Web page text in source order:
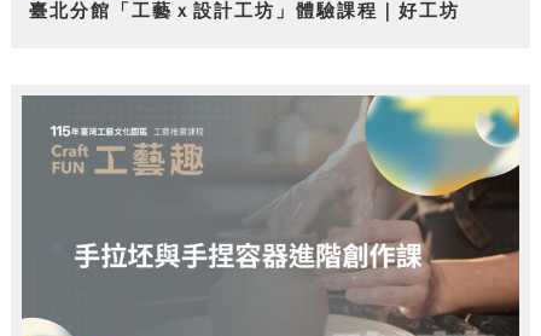
臺北分館「工藝ｘ設計工坊」體驗課程｜好工坊